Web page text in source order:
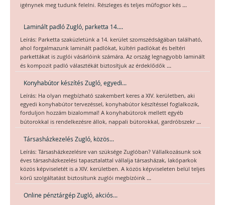
igénynek meg tudunk felelni. Részleges és teljes műfogsor kés ...
Laminált padló Zugló, parketta 14....
Leírás: Parketta szaküzletünk a 14. kerület szomszédságában található,
ahol forgalmazunk laminált padlókat, kültéri padlókat és beltéri
parkettákat is zuglói vásárlóink számára. Az ország legnagyobb laminált
és kompozit padló választékát biztosítjuk az érdeklődők ...
Konyhabútor készítés Zugló, egyedi...
Leírás: Ha olyan megbízható szakembert keres a XIV. kerületben, aki
egyedi konyhabútor tervezéssel, konyhabútor készítéssel foglalkozik,
forduljon hozzám bizalommal! A konyhabútorok mellett egyéb
bútorokkal is rendelkezésre állok, nappali bútorokkal, gardróbszekr ...
Társasházkezelés Zugló, közös...
Leírás: Társasházkezelésre van szüksége Zuglóban? Vállalkozásunk sok
éves társasházkezelési tapasztalattal vállalja társasházak, lakóparkok
közös képviseletét is a XIV. kerületben. A közös képviseleten belül teljes
körű szolgáltatást biztosítunk zuglói megbízóink ...
Online pénztárgép Zugló, akciós...